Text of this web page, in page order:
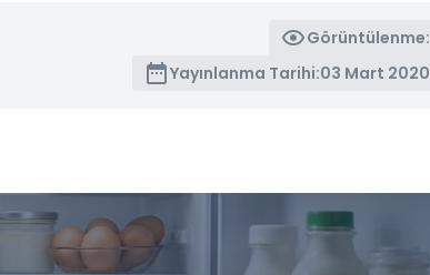
Görüntülenme:
Yayınlanma Tarihi:03 Mart 2020